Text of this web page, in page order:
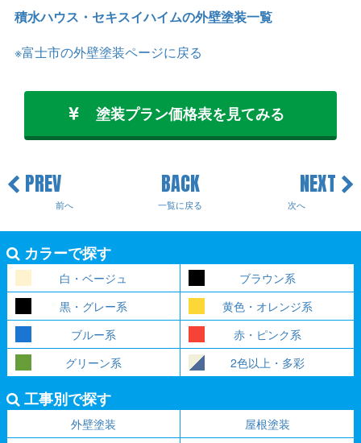
積水ハウス・セキスイハイムの外壁塗装一覧
※富士市の外壁塗装ページに戻る
塗装プラン価格表を見てみる
PREV
前へ
BACK
一覧に戻る
NEXT
次へ
カラーで探す
白・ベージュ
ブラウン系
黒・グレー系
黄色・オレンジ系
ブルー系
赤・ピンク系
グリーン系
2色以上・多彩
工事別で探す
外壁塗装
屋根塗装